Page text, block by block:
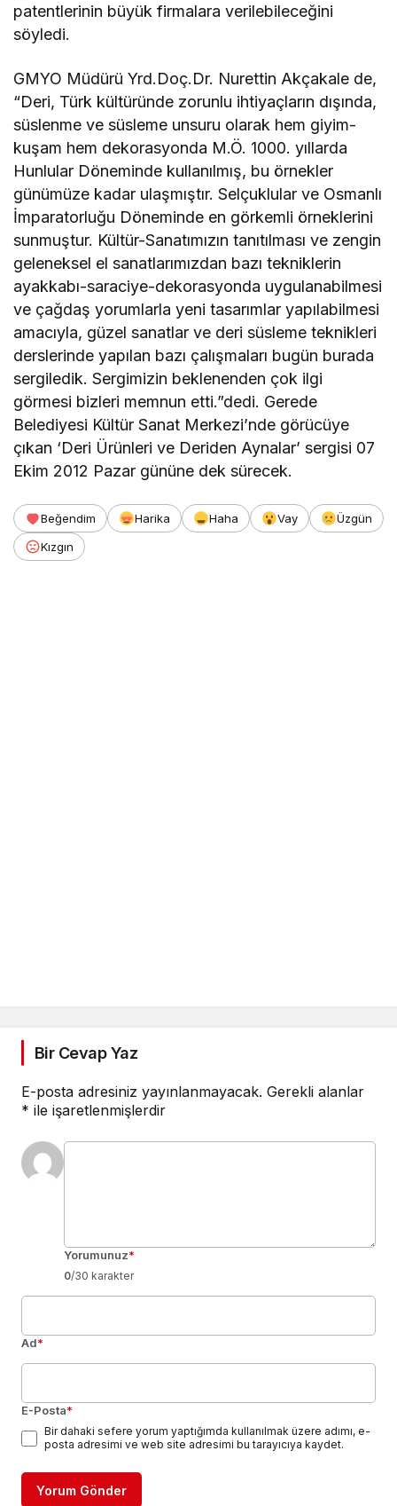
patentlerinin büyük firmalara verilebileceğini
söyledi.
GMYO Müdürü Yrd.Doç.Dr. Nurettin Akçakale de,
“Deri, Türk kültüründe zorunlu ihtiyaçların dışında,
süslenme ve süsleme unsuru olarak hem giyim-
kuşam hem dekorasyonda M.Ö. 1000. yıllarda
Hunlular Döneminde kullanılmış, bu örnekler
günümüze kadar ulaşmıştır. Selçuklular ve Osmanlı
İmparatorluğu Döneminde en görkemli örneklerini
sunmuştur. Kültür-Sanatımızın tanıtılması ve zengin
geleneksel el sanatlarımızdan bazı tekniklerin
ayakkabı-saraciye-dekorasyonda uygulanabilmesi
ve çağdaş yorumlarla yeni tasarımlar yapılabilmesi
amacıyla, güzel sanatlar ve deri süsleme teknikleri
derslerinde yapılan bazı çalışmaları bugün burada
sergiledik. Sergimizin beklenenden çok ilgi
görmesi bizleri memnun etti.”dedi. Gerede
Belediyesi Kültür Sanat Merkezi’nde görücüye
çıkan ‘Deri Ürünleri ve Deriden Aynalar’ sergisi 07
Ekim 2012 Pazar gününe dek sürecek.
Beğendim Harika Haha Vay
Üzgün
Kızgın
Bir Cevap Yaz
E-posta adresiniz yayınlanmayacak. Gerekli alanlar
* ile işaretlenmişlerdir
Yorumunuz*
0/30 karakter
Ad*
E-Posta*
Bir dahaki sefere yorum yaptığımda kullanılmak üzere adımı, e-
posta adresimi ve web site adresimi bu tarayıcıya kaydet.
Yorum Gönder